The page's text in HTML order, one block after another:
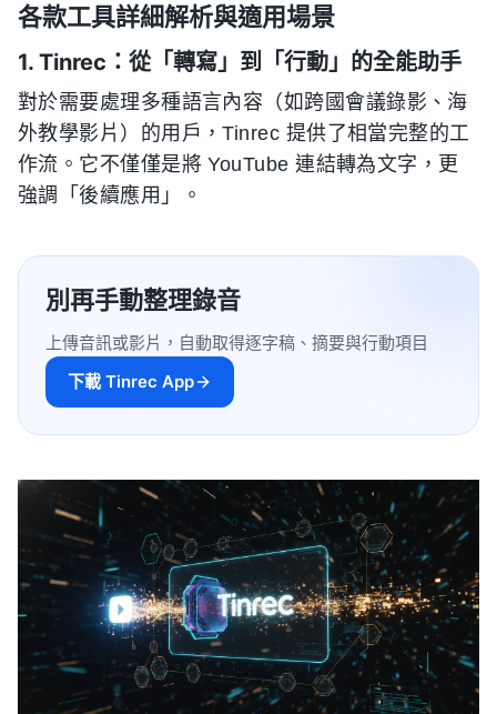
各款工具詳細解析與適用場景
1. Tinrec：從「轉寫」到「行動」的全能助手
對於需要處理多種語言內容（如跨國會議錄影、海
外教學影片）的用戶，Tinrec 提供了相當完整的工
作流。它不僅僅是將 YouTube 連結轉為文字，更
強調「後續應用」。
別再手動整理錄音
上傳音訊或影片，自動取得逐字稿、摘要與行動項目
下載 Tinrec App